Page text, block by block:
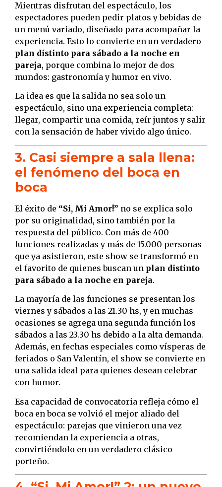
Mientras disfrutan del espectáculo, los
espectadores pueden pedir platos y bebidas de
un menú variado, diseñado para acompañar la
experiencia. Esto lo convierte en un verdadero
plan distinto para sábado a la noche en
pareja, porque combina lo mejor de dos
mundos: gastronomía y humor en vivo.
La idea es que la salida no sea solo un
espectáculo, sino una experiencia completa:
llegar, compartir una comida, reír juntos y salir
con la sensación de haber vivido algo único.
3. Casi siempre a sala llena:
el fenómeno del boca en
boca
El éxito de “Si, Mi Amor!” no se explica solo
por su originalidad, sino también por la
respuesta del público. Con más de 400
funciones realizadas y más de 15.000 personas
que ya asistieron, este show se transformó en
el favorito de quienes buscan un plan distinto
para sábado a la noche en pareja.
La mayoría de las funciones se presentan los
viernes y sábados a las 21.30 hs, y en muchas
ocasiones se agrega una segunda función los
sábados a las 23.30 hs debido a la alta demanda.
Además, en fechas especiales como vísperas de
feriados o San Valentín, el show se convierte en
una salida ideal para quienes desean celebrar
con humor.
Esa capacidad de convocatoria refleja cómo el
boca en boca se volvió el mejor aliado del
espectáculo: parejas que vinieron una vez
recomiendan la experiencia a otras,
convirtiéndolo en un verdadero clásico
porteño.